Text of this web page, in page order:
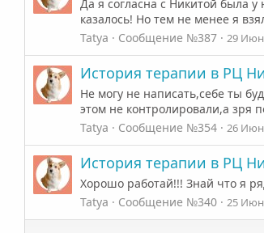
Да я согласна с Никитой была
казалось! Но тем не менее я
Tatya
Сообщение №387 29
История терапии в РЦ
Не могу не написать,себе ты
этом не контролировали,а зря
Tatya
Сообщение №354 26 Июн
История терапии в РЦ
Хорошо работай!!! Знай что я
Tatya
Сообщение №340 25 Июн